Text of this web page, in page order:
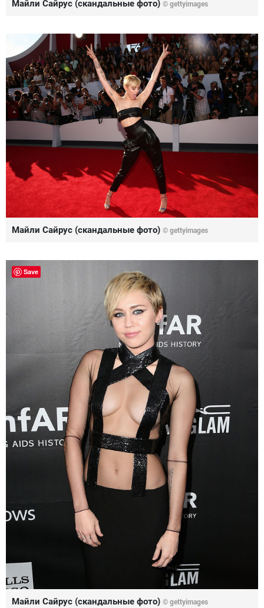
Майли Сайрус (скандальные фото) © gettyimages
Майли Сайрус (скандальные фото) © gettyimages
Майли Сайрус (скандальные фото) © gettyimages
Save